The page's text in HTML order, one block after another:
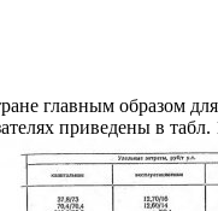
главным образом
приведены в табл.